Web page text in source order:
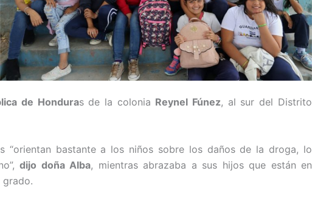
de Honduras de la colonia Reynel Fúnez, al sur del Distrito
“orientan bastante a los niños sobre los daños de la droga, lo
dijo doña Alba, mientras abrazaba a sus hijos que están en